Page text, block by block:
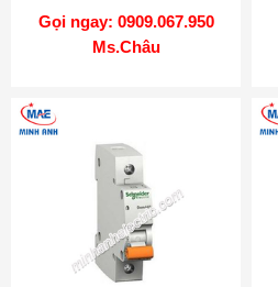
Gọi ngay: 0909.067.950
Ms.Châu